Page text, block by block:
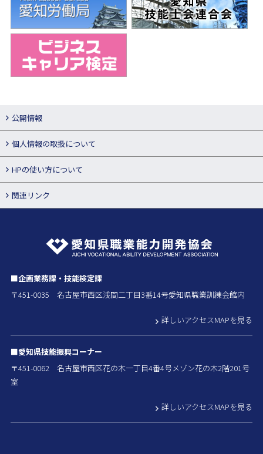
公開情報
個人情報の取扱について
HPの使い方について
関連リンク
■企画業務課・技能検定課
〒451-0035 名古屋市西区浅間二丁目3番14号愛知県職業訓練会館内
詳しいアクセスMAPを見る
■愛知県技能振興コーナー
〒451-0062 名古屋市西区花の木一丁目4番4号メゾン花の木2階201号
室
詳しいアクセスMAPを見る